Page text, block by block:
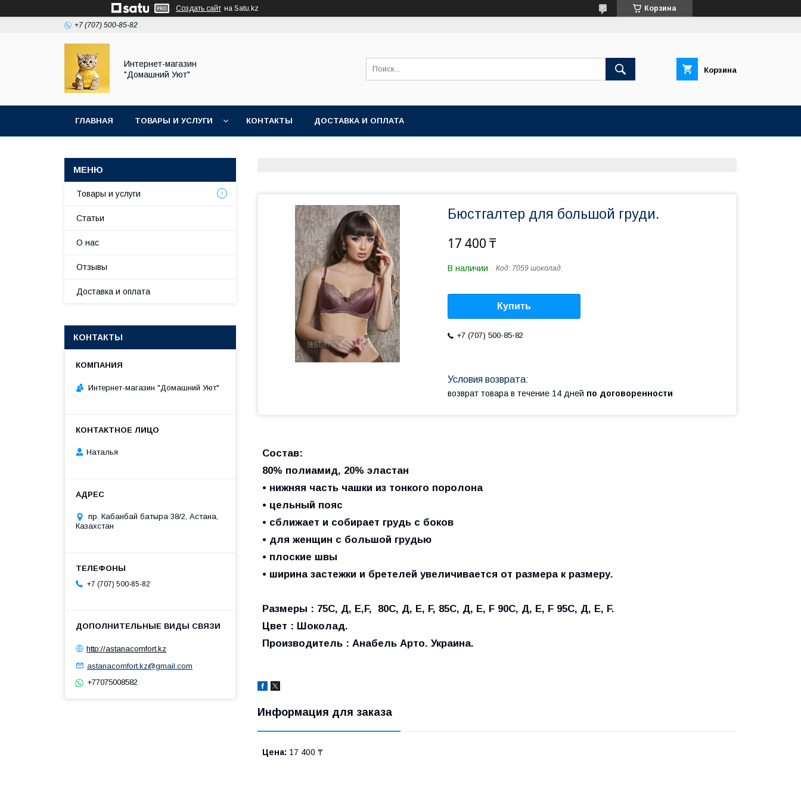
Создать сайт на Satu.kz Корзина
+7 (707) 500-85-82
Интернет-магазин
"Домашний Уют"
Корзина
ГЛАВНАЯ ТОВАРЫ И УСЛУГИ КОНТАКТЫ ДОСТАВКА И ОПЛАТА
Бюстгалтер для большой груди.
17 400 ₸
В наличии Код: 7059 шоколад.
Купить
+7 (707) 500-85-82
возврат товара в течение 14 дней по договоренности
Состав:
80% полиамид, 20% эластан
• нижняя часть чашки из тонкого поролона
• цельный пояс
• сближает и собирает грудь с боков
• для женщин с большой грудью
• плоские швы
• ширина застежки и бретелей увеличивается от размера к размеру.
Размеры : 75С, Д, Е,F, 80С, Д, Е, F, 85С, Д, Е, F 90С, Д, Е, F 95С, Д, Е, F.
Цвет : Шоколад.
Производитель : Анабель Арто. Украина.
Информация для заказа
Цена: 17 400 ₸
Товары и услуги
Статьи
О нас
Отзывы
Доставка и оплата
КОНТАКТЫ
Интернет-магазин "Домашний Уют"
Наталья
пр. Кабанбай батыра 38/2, Астана,
Казахстан
+7 (707) 500-85-82
http://astanacomfort.kz
astanacomfort.kz@gmail.com
+77075008582